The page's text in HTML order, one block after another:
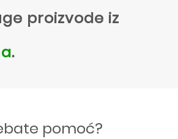
proizvode iz
.
pomoć?